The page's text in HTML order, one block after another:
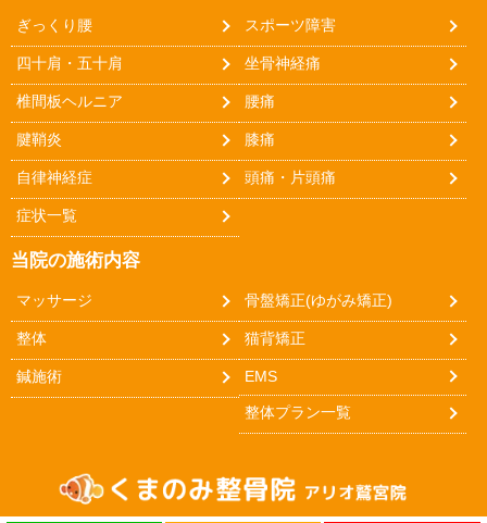
ぎっくり腰 スポーツ障害
四十肩・五十肩 坐骨神経痛
椎間板ヘルニア 腰痛
腱鞘炎 膝痛
自律神経症 頭痛・片頭痛
症状一覧
当院の施術内容
マッサージ 骨盤矯正(ゆがみ矯正)
整体 猫背矯正
鍼施術 EMS
整体プラン一覧